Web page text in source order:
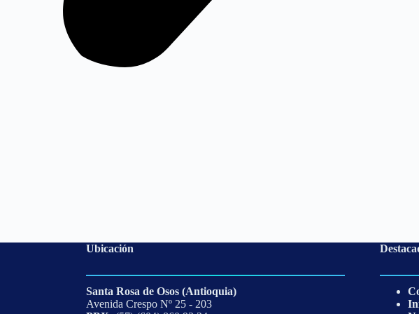
Ubicación
Santa Rosa de Osos (Antioquia)
Avenida Crespo Nº 25 - 203